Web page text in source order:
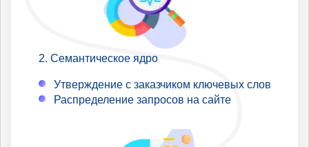
Семантическое ядро
Утверждение с заказчиком ключевых слов
Распределение запросов на сайте